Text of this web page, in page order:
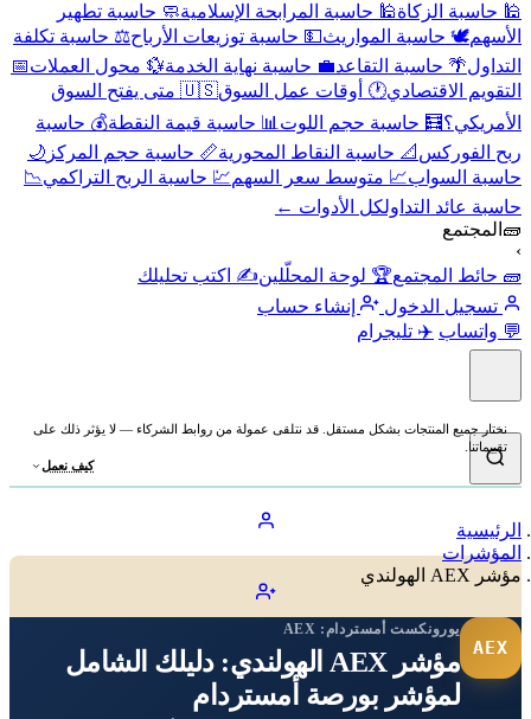
🕌 حاسبة الزكاة🕌 حاسبة المرابحة الإسلامية🧼 حاسبة تطهير
الأسهم🕊️ حاسبة المواريث💵 حاسبة توزيعات الأرباح⚖️ حاسبة تكلفة
التداول🌴 حاسبة التقاعد💼 حاسبة نهاية الخدمة💱 محول العملات📅
التقويم الاقتصادي🕐 أوقات عمل السوق
🇺🇸 متى يفتح السوق
الأمريكي؟🧮 حاسبة حجم اللوت 📊 حاسبة قيمة النقطة💰 حاسبة
ربح الفوركس 📐 حاسبة النقاط المحورية📏 حاسبة حجم المركز 🌙
حاسبة السواب📈 متوسط سعر السهم💹 حاسبة الربح التراكمي📉
حاسبة عائد التداولكل الأدوات ←
🧱 المجتمع
›
🧱 حائط المجتمع🏆 لوحة المحلّلين✍️ اكتب تحليلك
تسجيل الدخول
إنشاء حساب
💬 واتساب ✈️ تليجرام
نختار جميع المنتجات بشكل مستقل. قد نتلقى عمولة من روابط الشركاء — لا يؤثر ذلك على
تقييماتنا.
كيف نعمل
الرئيسية
المؤشرات
مؤشر AEX الهولندي
AEX
يورونكست أمستردام: AEX
مؤشر AEX الهولندي: دليلك الشامل
لمؤشر بورصة أمستردام